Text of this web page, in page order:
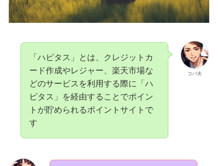
コバ夫
「ハピタス」とは、クレジットカ
ード作成やレジャー、楽天市場な
どのサービスを利用する際に「ハ
ピタス」を経由することでポイン
トが貯められるポイントサイトで
す